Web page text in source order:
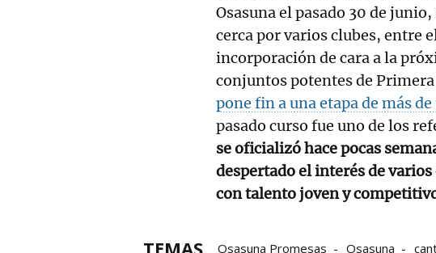
Osasuna el pasado 30 de
cerca por varios clubes, entre
incorporación de cara a la
conjuntos potentes de Primera
pone fin a una etapa de más
pasado curso fue uno de los
se oficializó hace pocas
despertado el interés de
con talento joven y
TEMAS Osasuna Promesas Osasuna